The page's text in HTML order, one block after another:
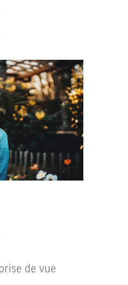
de vue